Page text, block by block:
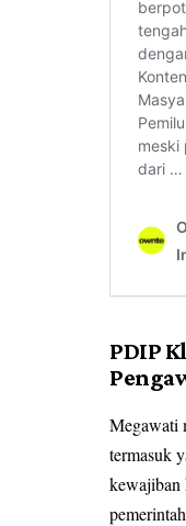
PDIP
Megawati
termasuk
kewajiban